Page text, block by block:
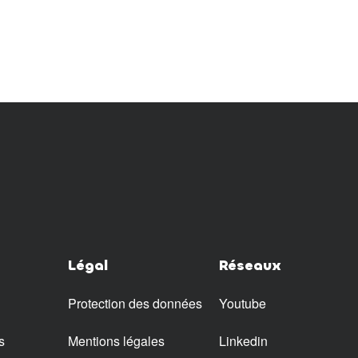
Légal
Protection des données
Mentions légales
Réseaux
Youtube
Linkedin